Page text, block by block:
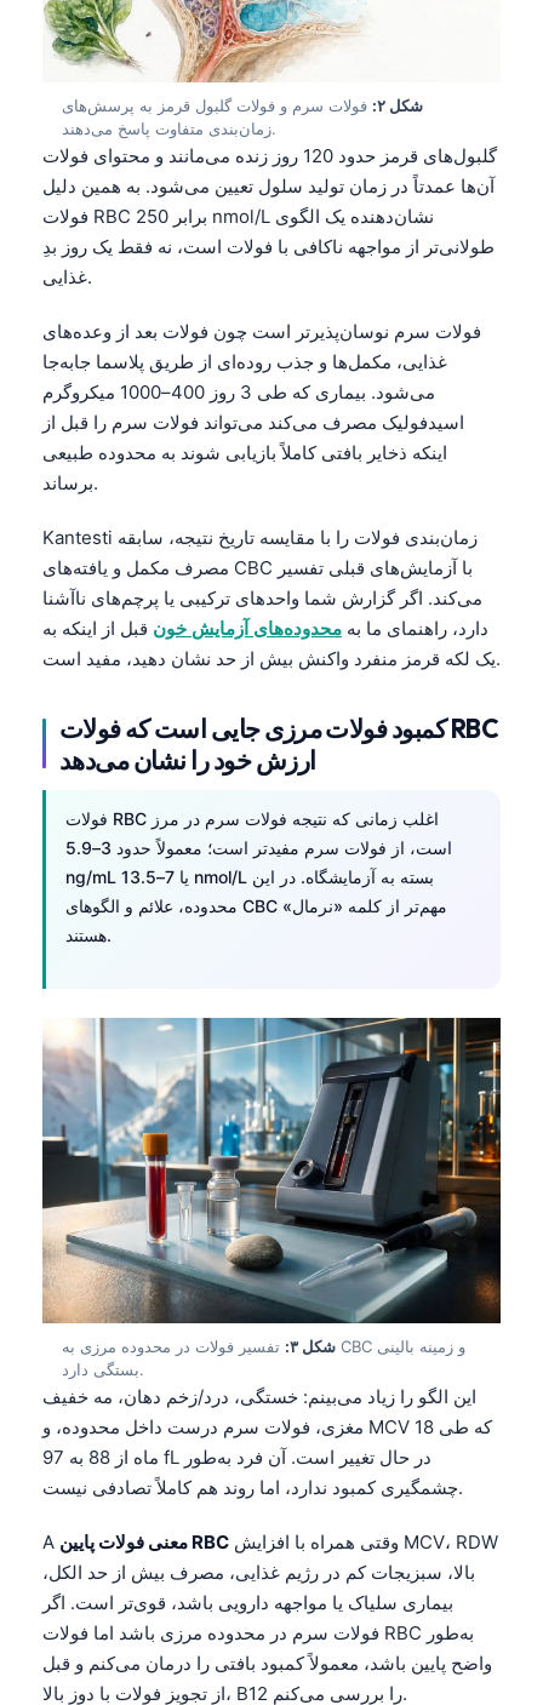
شکل ۲:
فولات سرم و فولات گلبول قرمز به پرسش‌های
زمان‌بندی متفاوت پاسخ می‌دهند.
گلبول‌های قرمز حدود 120 روز زنده می‌مانند و محتوای فولات
آن‌ها عمدتاً در زمان تولید سلول تعیین می‌شود. به همین دلیل
فولات RBC برابر 250 nmol/L نشان‌دهنده یک الگوی
طولانی‌تر از مواجهه ناکافی با فولات است، نه فقط یک روز بدِ
غذایی.
فولات سرم نوسان‌پذیرتر است چون فولات بعد از وعده‌های
غذایی، مکمل‌ها و جذب روده‌ای از طریق پلاسما جابه‌جا
می‌شود. بیماری که طی 3 روز 400–1000 میکروگرم
اسیدفولیک مصرف می‌کند می‌تواند فولات سرم را قبل از
اینکه ذخایر بافتی کاملاً بازیابی شوند به محدوده طبیعی
برساند.
Kantesti زمان‌بندی فولات را با مقایسه تاریخ نتیجه، سابقه
مصرف مکمل و یافته‌های CBC با آزمایش‌های قبلی تفسیر
می‌کند. اگر گزارش شما واحدهای ترکیبی یا پرچم‌های ناآشنا
دارد، راهنمای ما به محدوده‌های آزمایش خون قبل از اینکه به
یک لکه قرمز منفرد واکنش بیش از حد نشان دهید، مفید است.
کمبود فولات مرزی جایی است که فولات RBC
ارزش خود را نشان می‌دهد
فولات RBC اغلب زمانی که نتیجه فولات سرم در مرز
است، از فولات سرم مفیدتر است؛ معمولاً حدود 3–5.9
ng/mL یا 7–13.5 nmol/L بسته به آزمایشگاه. در این
محدوده، علائم و الگوهای CBC مهم‌تر از کلمه «نرمال»
هستند.
شکل ۳:
تفسیر فولات در محدوده مرزی به CBC و زمینه بالینی
بستگی دارد.
این الگو را زیاد می‌بینم: خستگی، درد/زخم دهان، مه خفیف
مغزی، فولات سرم درست داخل محدوده، و MCV که طی 18
ماه از 88 به 97 fL در حال تغییر است. آن فرد به‌طور
چشمگیری کمبود ندارد، اما روند هم کاملاً تصادفی نیست.
A معنی فولات پایین RBC
بالا، سبزیجات کم در رژیم غذایی، مصرف بیش از حد الکل،
بیماری سلیاک یا مواجهه دارویی باشد، قوی‌تر است. اگر
فولات سرم در محدوده مرزی باشد اما فولات RBC به‌طور
واضح پایین باشد، معمولاً کمبود بافتی را درمان می‌کنم و قبل
از تجویز فولات با دوز بالا، B12 را بررسی می‌کنم.